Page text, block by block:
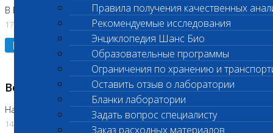
Правила получения качественных
Рекомендуемые исследования
Энциклопедия Шанс Био
Образовательные программы
Ограничения по хранению и
Оставить отзыв о лаборатории
Бланки лаборатории
Задать вопрос специалисту
Заказ расходных материалов
В Бутово
17.07.2026
Подробнее
Возобновлено выполнение исследования
На Нагорной (Код 961, 962)
14.07.2026